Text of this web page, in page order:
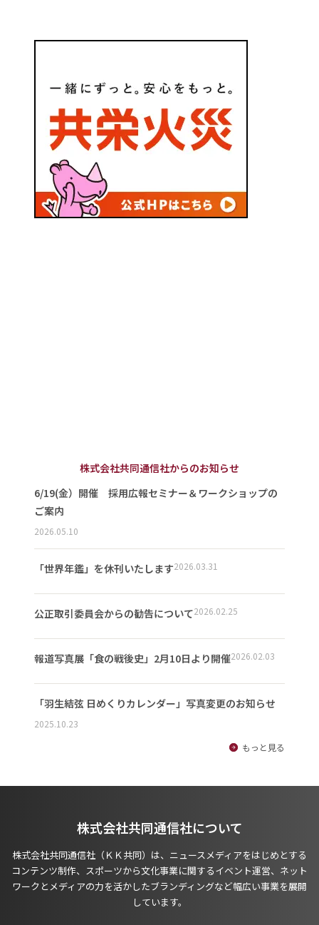
株式会社共同通信社からのお知らせ
6/19(金）開催 採用広報セミナー＆ワークショップの
ご案内
2026.05.10
「世界年鑑」を休刊いたします2026.03.31
公正取引委員会からの勧告について2026.02.25
報道写真展「食の戦後史」2月10日より開催2026.02.03
「羽生結弦 日めくりカレンダー」写真変更のお知らせ
2025.10.23
もっと見る
株式会社共同通信社について
株式会社共同通信社（ＫＫ共同）は、ニュースメディアをはじめとする
コンテンツ制作、スポーツから文化事業に関するイベント運営、ネット
ワークとメディアの力を活かしたブランディングなど幅広い事業を展開
しています。